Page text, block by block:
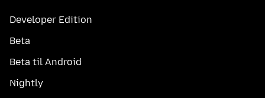
Developer Edition
Beta
Beta til Android
Nightly